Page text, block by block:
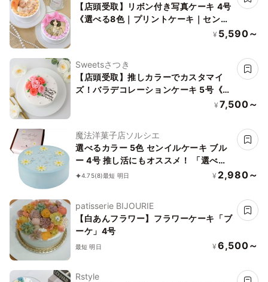
【店頭受取】リボン付き写真ケーキ 4号
《選べる8色｜プリントケーキ｜センイ
ルケーキ｜韓国｜お好きなメッセージで
¥ 5,590～
Sweetsさつき
【店頭受取】推しカラーでカスタマイ
ズ！バラデコレーションケーキ 5号《セ
¥ 7,500～
魔法洋菓子店ソルシエ
選べるカラー 5色 センイルケーキ ブル
ー 4号 推し活にもオススメ！ 「選べる
飾り：バースデー クリスマス」
4.75(8)最短 明日 ¥ 2,980～
patisserie BIJOURIE
【白あんフラワー】フラワーケーキ「ブ
ーケ」4号
最短 明日 ¥ 6,500～
Rstyle